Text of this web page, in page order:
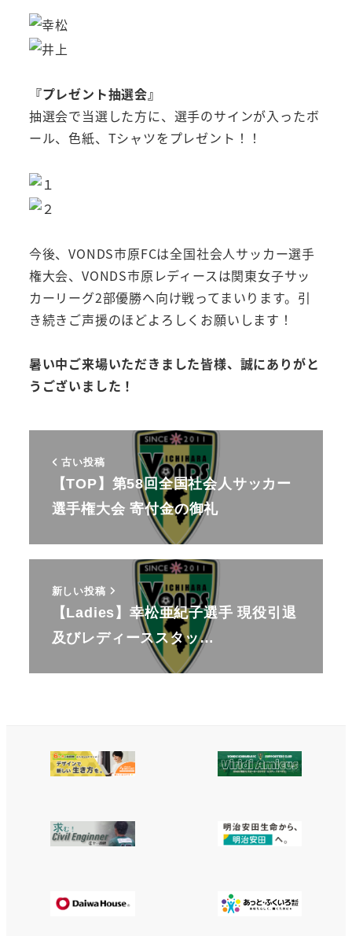
『プレゼント抽選会』
抽選会で当選した方に、選手のサインが入ったボ
ール、色紙、Tシャツをプレゼント！！
今後、VONDS市原FCは全国社会人サッカー選手
権大会、VONDS市原レディースは関東女子サッ
カーリーグ2部優勝へ向け戦ってまいります。引
き続きご声援のほどよろしくお願いします！
暑い中ご来場いただきました皆様、誠にありがと
うございました！
古い投稿
【TOP】第58回全国社会人サッカー
選手権大会 寄付金の御礼
新しい投稿
【Ladies】幸松亜紀子選手 現役引退
及びレディーススタッ…